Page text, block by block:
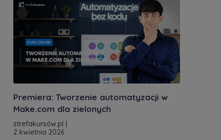
Premiera: Tworzenie automatyzacji w
Make.com dla zielonych
strefakursów.pl
2 kwietnia 2026